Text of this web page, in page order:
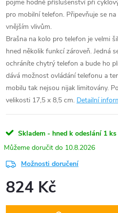
pojme hodně příslušenství při
pro mobilní telefon. Připevňuje se
vnějším vlivům.
Brašna na kolo pro telefon je velmi
hned několik funkcí zároveň. Jedná
ochráníte chytrý telefon a bude ho
dává možnost ovládání telefonu a
mobilu tak nejsou nijak limitovány.
velikosti 17,5 x 8,5 cm. Detailní
Skladem - hned k odeslání 1 ks
10.8.2026
Možnosti doručení
824 Kč